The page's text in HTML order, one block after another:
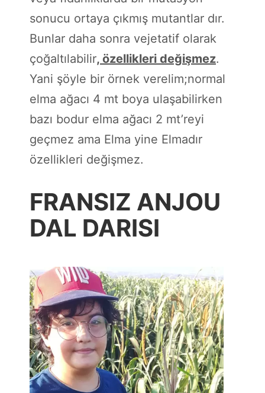
sonucu ortaya çıkmış mutantlar dır.
Bunlar daha sonra vejetatif olarak
çoğaltılabilir, özellikleri değişmez.
Yani şöyle bir örnek verelim;normal
elma ağacı 4 mt boya ulaşabilirken
bazı bodur elma ağacı 2 mt’reyi
geçmez ama Elma yine Elmadır
özellikleri değişmez.
FRANSIZ ANJOU
DAL DARISI